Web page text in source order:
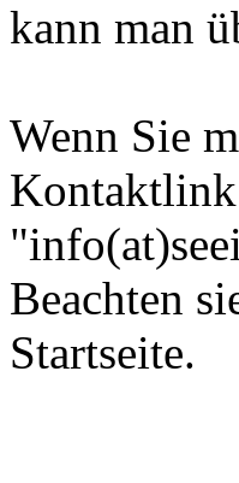
kann man
Wenn Sie
Kontaktlink
Beachten
Startseite.